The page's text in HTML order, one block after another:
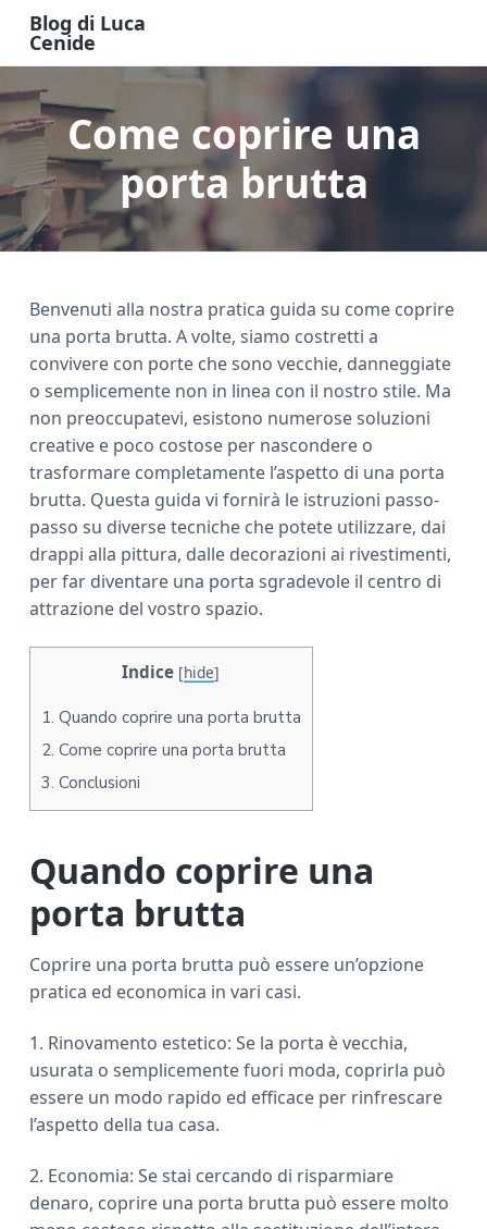
i
p
t
o
a
i
n
i
p
t
o
r
i
m
i
p
t
o
o
o
t
Blog di Luca
Cenide
o
g
d
i
c
a
e
n
i
Come coprire una
porta brutta
Benvenuti alla nostra pratica guida su come coprire
una porta brutta. A volte, siamo costretti a
convivere con porte che sono vecchie, danneggiate
o semplicemente non in linea con il nostro stile. Ma
non preoccupatevi, esistono numerose soluzioni
creative e poco costose per nascondere o
trasformare completamente l’aspetto di una porta
brutta. Questa guida vi fornirà le istruzioni passo-
passo su diverse tecniche che potete utilizzare, dai
drappi alla pittura, dalle decorazioni ai rivestimenti,
per far diventare una porta sgradevole il centro di
attrazione del vostro spazio.
Indice [hide]
1. Quando coprire una porta brutta
2. Come coprire una porta brutta
3. Conclusioni
Quando coprire una
porta brutta
Coprire una porta brutta può essere un’opzione
pratica ed economica in vari casi.
1. Rinovamento estetico: Se la porta è vecchia,
usurata o semplicemente fuori moda, coprirla può
essere un modo rapido ed efficace per rinfrescare
l’aspetto della tua casa.
2. Economia: Se stai cercando di risparmiare
denaro, coprire una porta brutta può essere molto